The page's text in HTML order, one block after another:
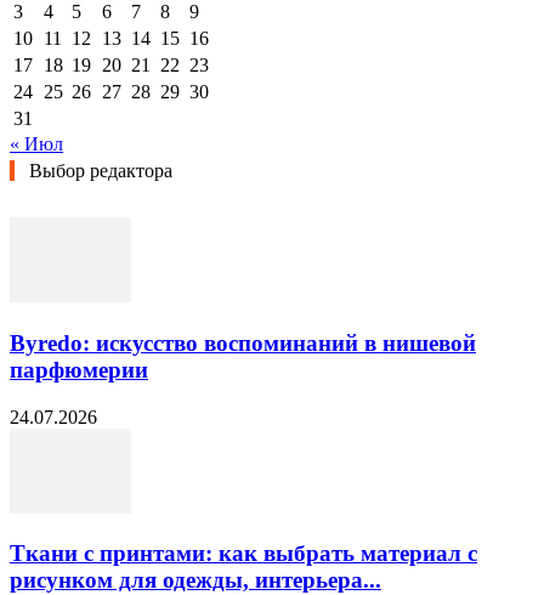
3
4 5 6 7 8
9
10 11 12 13 14 15 16
17 18 19 20 21 22 23
24 25 26 27 28 29 30
31
« Июл
Выбор редактора
Byredo: искусство воспоминаний в нишевой
парфюмерии
24.07.2026
Ткани с принтами: как выбрать материал с
рисунком для одежды, интерьера...